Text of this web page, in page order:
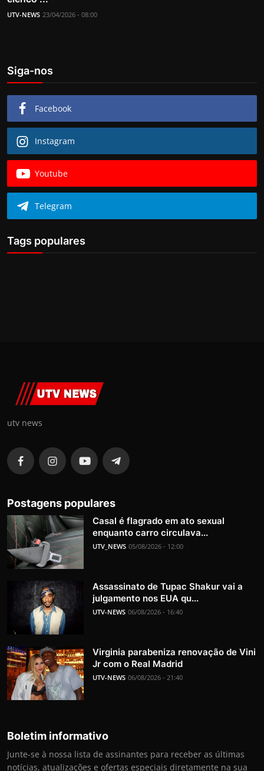
UTV-NEWS 23/04/2026 - 08:00
Siga-nos
Facebook
Instagram
Youtube
Telegram
Tags populares
utv news
Postagens populares
Casal é flagrado em ato sexual
enquanto carro circulava...
UTV_NEWS 05/08/2026 - 12:00
Assassinato de Tupac Shakur vai a
julgamento nos EUA qu...
UTV-NEWS 06/08/2026 - 16:40
Virginia parabeniza renovação de Vini
Jr com o Real Madrid
UTV-NEWS 06/08/2026 - 21:40
Boletim informativo
Junte-se à nossa lista de assinantes para receber as últimas
notícias, atualizações e ofertas especiais diretamente na sua